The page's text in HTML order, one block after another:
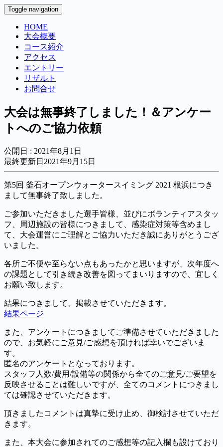
Toggle navigation
HOME
大会概要
コース紹介
アクセス
エントリー
リザルト
お問合せ
大会は無事終了しました！＆アンケー
トへのご協力依頼
公開日 : 2021年8月1日
最終更新日2021年9月15日
第5回 釜石オープンウォータースイミング 2021 根浜につき
まして無事終了致しました。
ご参加いただきました選手皆様、並びにボランティアスタッ
フ、周辺施設の皆様につきまして、感染症対策等含めまし
て、大会運営にご理解とご協力いただき誠にありがとうござ
いました。
各所ご不便や至らない点もあったかと思いますが、次年度へ
の課題として引き続き改善を図ってまいりますので、宜しく
お願い致します。
結果につきまして、掲載させていただきます。
結果ページ
また、アンケートにつきましてご準備させていただきました
ので、お気軽にご意見/ご感想を頂ければ幸いでございま
す。
匿名のアンケートとなっております。
スタッフ人数/費用/設備等の関係から全てのご意見/ご要望を
反映させることは難しいですが、全てのコメントにつきまし
ては確認させていただきます。
頂きましたコメントは真摯に受け止め、御検討させていただ
きます。
また、本大会に参加されてのご感想等の記入欄も設けており